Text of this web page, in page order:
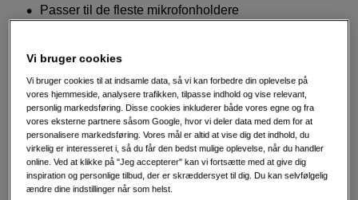
Passer til de fleste mikrofonholdere
Nem at montere og fjerne
Mere information
299 DKK
Antal
Læg i indkøbskurv
Vi bruger cookies
Vi bruger cookies til at indsamle data, så vi kan forbedre din oplevelse på
vores hjemmeside, analysere trafikken, tilpasse indhold og vise relevant,
personlig markedsføring. Disse cookies inkluderer både vores egne og fra
vores eksterne partnere såsom Google, hvor vi deler data med dem for at
personalisere markedsføring. Vores mål er altid at vise dig det indhold, du
virkelig er interesseret i, så du får den bedst mulige oplevelse, når du handler
online. Ved at klikke på "Jeg accepterer" kan vi fortsætte med at give dig
inspiration og personlige tilbud, der er skræddersyet til dig. Du kan selvfølgelig
ændre dine indstillinger når som helst.